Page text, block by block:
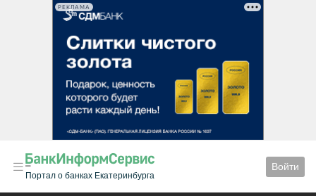
РЕКЛАМА
Портал о банках Екатеринбурга
Войти